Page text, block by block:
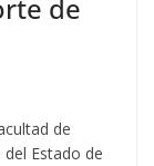
de
de
Estado de